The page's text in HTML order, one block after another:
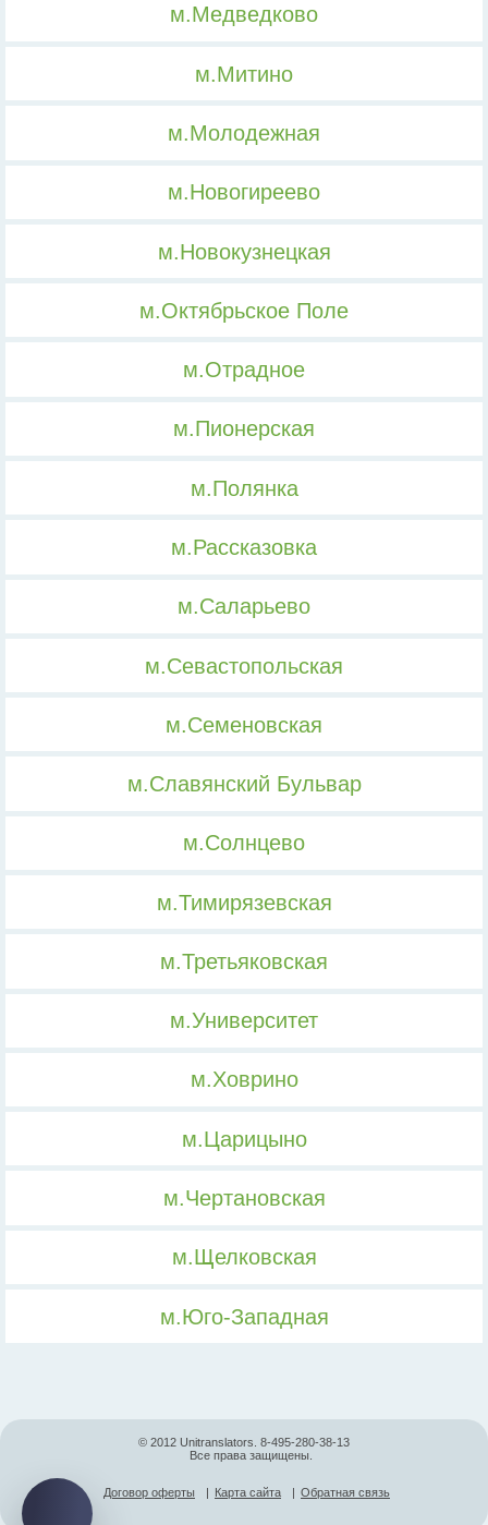
м.Медведково
м.Митино
м.Молодежная
м.Новогиреево
м.Новокузнецкая
м.Октябрьское Поле
м.Отрадное
м.Пионерская
м.Полянка
м.Рассказовка
м.Саларьево
м.Севастопольская
м.Семеновская
м.Славянский Бульвар
м.Солнцево
м.Тимирязевская
м.Третьяковская
м.Университет
м.Ховрино
м.Царицыно
м.Чертановская
м.Щелковская
м.Юго-Западная
© 2012 Unitranslators. 8-495-280-38-13
Все права защищены.
Договор оферты Карта сайта Обратная связь